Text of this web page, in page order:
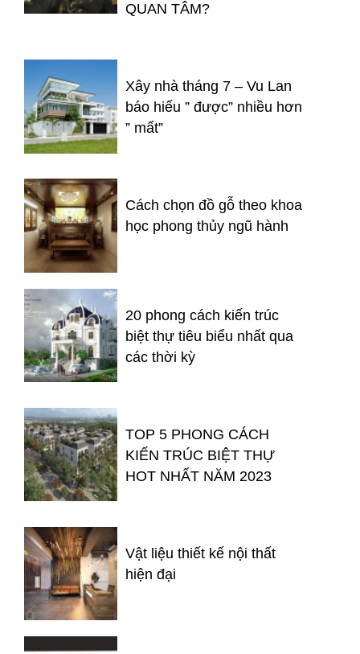
QUAN TÂM?
Xây nhà tháng 7 – Vu Lan
báo hiếu ” được” nhiều hơn
” mất”
Cách chọn đồ gỗ theo khoa
học phong thủy ngũ hành
20 phong cách kiến trúc
biệt thự tiêu biểu nhất qua
các thời kỳ
TOP 5 PHONG CÁCH
KIẾN TRÚC BIỆT THỰ
HOT NHẤT NĂM 2023
Vật liệu thiết kế nội thất
hiện đại